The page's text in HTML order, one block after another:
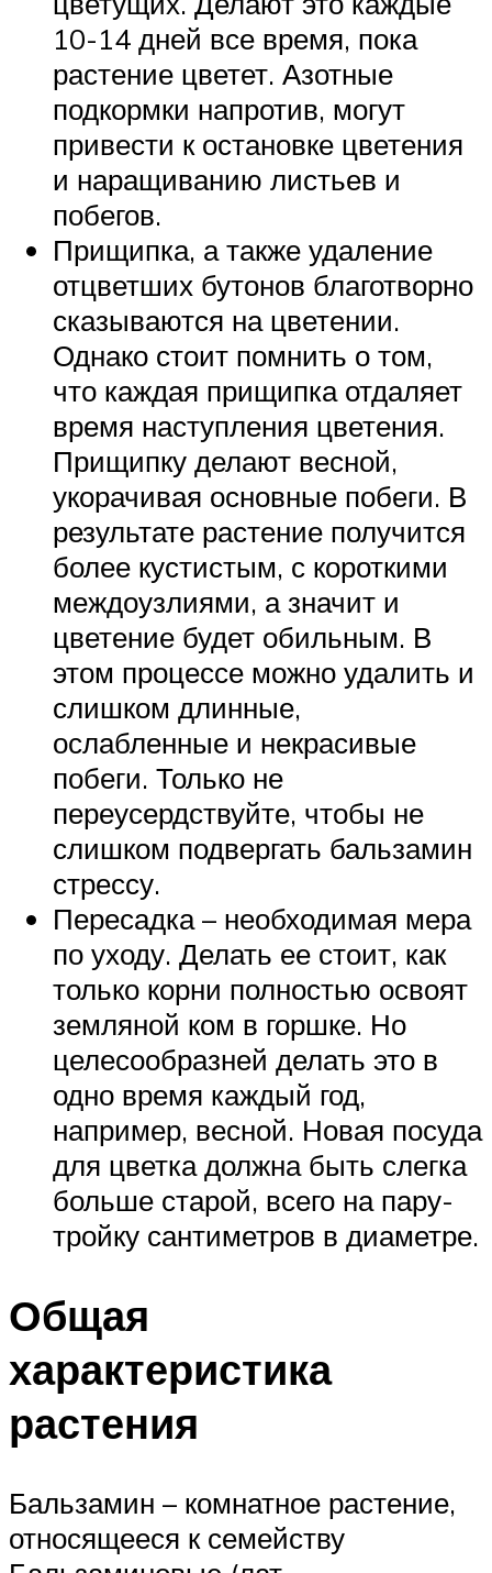
10-14 дней все время, пока
растение цветет. Азотные
подкормки напротив, могут
привести к остановке цветения
и наращиванию листьев и
побегов.
Прищипка, а также удаление
отцветших бутонов благотворно
сказываются на цветении.
Однако стоит помнить о том,
что каждая прищипка отдаляет
время наступления цветения.
Прищипку делают весной,
укорачивая основные побеги. В
результате растение получится
более кустистым, с короткими
междоузлиями, а значит и
цветение будет обильным. В
этом процессе можно удалить и
слишком длинные,
ослабленные и некрасивые
побеги. Только не
переусердствуйте, чтобы не
слишком подвергать бальзамин
стрессу.
Пересадка – необходимая мера
по уходу. Делать ее стоит, как
только корни полностью освоят
земляной ком в горшке. Но
целесообразней делать это в
одно время каждый год,
например, весной. Новая посуда
для цветка должна быть слегка
больше старой, всего на пару-
тройку сантиметров в диаметре.
Общая
характеристика
растения
Бальзамин – комнатное растение,
относящееся к семейству